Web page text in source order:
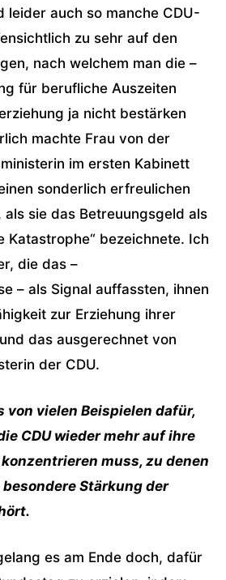
leider auch so manche CDU-
zu sehr auf den
nach welchem man die –
für berufliche Auszeiten
ja nicht bestärken
machte Frau von der
im ersten Kabinett
sonderlich erfreulichen
als sie das Betreuungsgeld als
Katastrophe“ bezeichnete. Ich
die das –
– als Signal auffassten, ihnen
zur Erziehung ihrer
das ausgerechnet von
der CDU.
von vielen Beispielen dafür,
CDU wieder mehr auf ihre
muss, zu denen
besondere Stärkung der
es am Ende doch, dafür